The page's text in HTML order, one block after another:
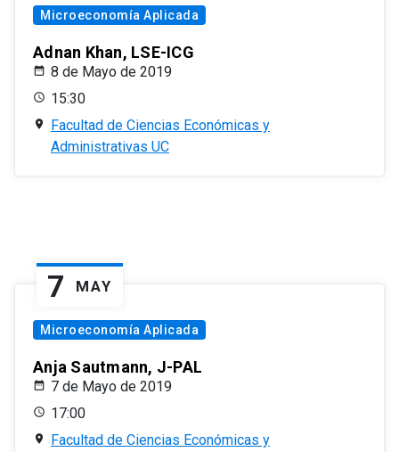
Microeconomía Aplicada
Adnan Khan, LSE-ICG
8 de Mayo de 2019
15:30
Facultad de Ciencias Económicas y
Administrativas UC
7 MAY
Microeconomía Aplicada
Anja Sautmann, J-PAL
7 de Mayo de 2019
17:00
Facultad de Ciencias Económicas y